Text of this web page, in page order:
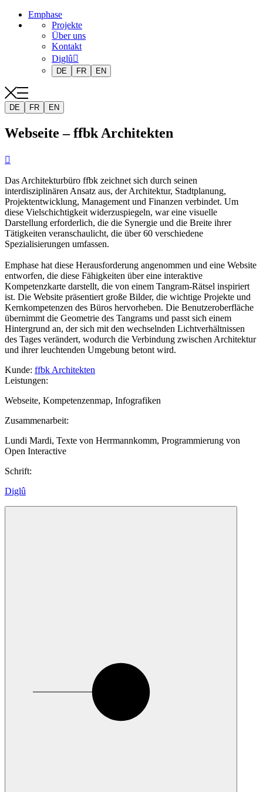
Emphase
Projekte
Über uns
Kontakt
Diglû
DE FR EN
DE FR EN
Webseite – ffbk Architekten

Das Architekturbüro ffbk zeichnet sich durch seinen
interdisziplinären Ansatz aus, der Architektur, Stadtplanung,
Projektentwicklung, Management und Finanzen verbindet. Um
diese Vielschichtigkeit widerzuspiegeln, war eine visuelle
Darstellung erforderlich, die die Synergie und die Breite ihrer
Tätigkeiten veranschaulicht, die über 60 verschiedene
Spezialisierungen umfassen.
Emphase hat diese Herausforderung angenommen und eine Website
entworfen, die diese Fähigkeiten über eine interaktive
Kompetenzkarte darstellt, die von einem Tangram-Rätsel inspiriert
ist. Die Website präsentiert große Bilder, die wichtige Projekte und
Kernkompetenzen des Büros hervorheben. Die Benutzeroberfläche
übernimmt die Geometrie des Tangrams und passt sich einem
Hintergrund an, der sich mit den wechselnden Lichtverhältnissen
des Tages verändert, wodurch die Verbindung zwischen Architektur
und ihrer leuchtenden Umgebung betont wird.
Kunde: ffbk Architekten
Leistungen:
Webseite, Kompetenzenmap, Infografiken
Zusammenarbeit:
Lundi Mardi, Texte von Herrmannkomm, Programmierung von
Open Interactive
Schrift:
Diglû